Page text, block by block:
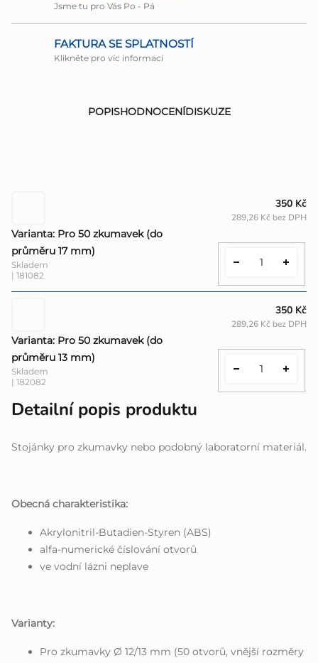
Jsme tu pro Vás Po - Pá
FAKTURA SE SPLATNOSTÍ
Klikněte pro víc informací
POPISHODNOCENÍDISKUZE
Varianta: Pro 50 zkumavek (do
průměru 17 mm)
Skladem
| 181082
350 Kč
289,26 Kč bez DPH
Varianta: Pro 50 zkumavek (do
průměru 13 mm)
Skladem
| 182082
350 Kč
289,26 Kč bez DPH
Detailní popis produktu
Stojánky pro zkumavky nebo podobný laboratorní materiál.
Obecná charakteristika:
Akrylonitril-Butadien-Styren (ABS)
alfa-numerické číslování otvorů
ve vodní lázni neplave
Varianty:
Pro zkumavky Ø 12/13 mm (50 otvorů, vnější rozměry